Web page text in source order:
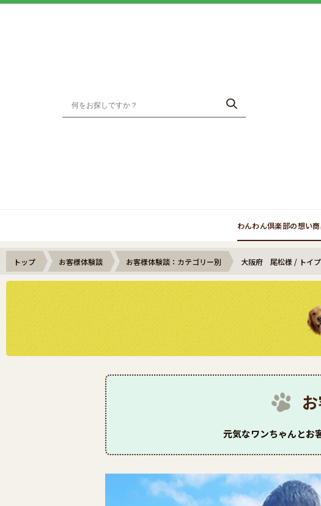
わんわん倶楽部の想い
トップ お客様体験談 お客様体験談：カテゴリー別 大阪府 尾松様 / トイ
元気なワンちゃんとお